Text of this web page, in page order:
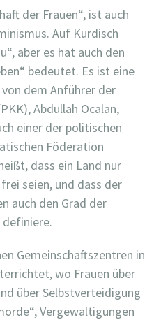
der Frauen“, ist auch
Auf Kurdisch
aber es hat auch den
bedeutet. Es ist eine
dem Anführer der
Abdullah Öcalan,
einer der politischen
Föderation
dass ein Land nur
seien, und dass der
auch den Grad der
definiere.
Gemeinschaftszentren in
wo Frauen über
über Selbstverteidigung
Vergewaltigungen